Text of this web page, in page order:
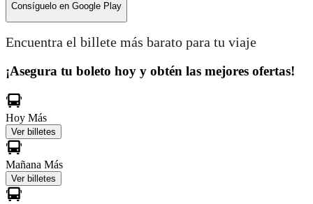
Consíguelo en Google Play
Encuentra el billete más barato para tu viaje
¡Asegura tu boleto hoy y obtén las mejores ofertas!
Hoy Más
Ver billetes
Mañana Más
Ver billetes